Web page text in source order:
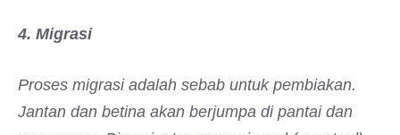
4. Migrasi
Proses migrasi adalah sebab untuk pembiakan.
Jantan dan betina akan berjumpa di pantai dan